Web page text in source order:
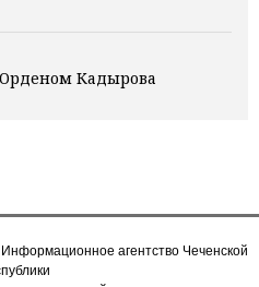
Кадырова
агентство Чеченской